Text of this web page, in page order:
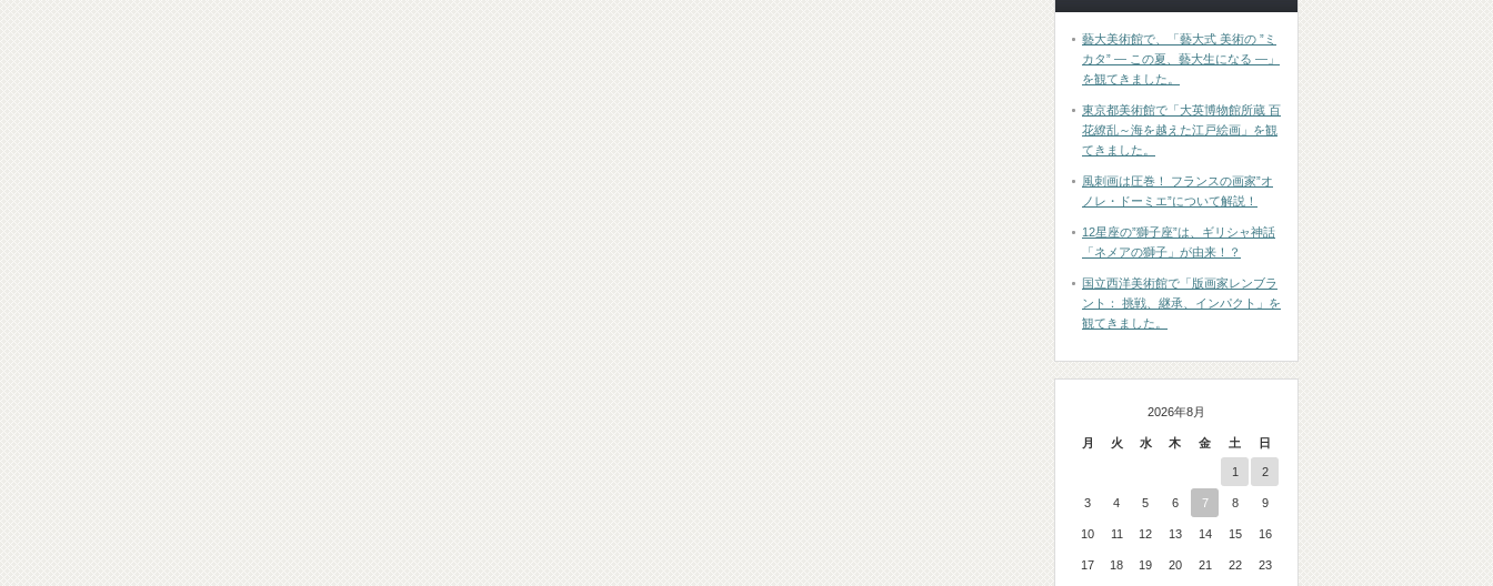
藝大美術館で、「藝大式 美術の ”ミ
カタ” ― この夏、藝大生になる ―」
を観てきました。
東京都美術館で「大英博物館所蔵 百
花繚乱～海を越えた江戸絵画」を観
てきました。
風刺画は圧巻！ フランスの画家”オ
ノレ・ドーミエ”について解説！
12星座の”獅子座”は、ギリシャ神話
「ネメアの獅子」が由来！？
国立西洋美術館で「版画家レンブラ
ント： 挑戦、継承、インパクト」を
観てきました。
2026年8月
月 火 水 木 金 土 日
1 2
3 4 5 6 7 8 9
10 11 12 13 14 15 16
17 18 19 20 21 22 23